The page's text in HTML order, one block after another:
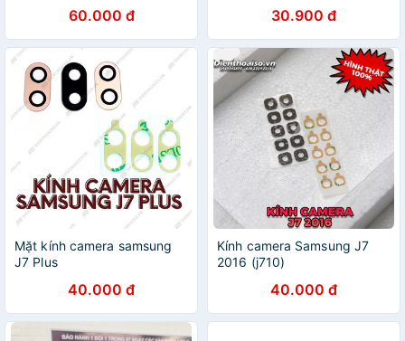
60.000 đ 30.900 đ
Mặt kính camera samsung
J7 Plus
40.000 đ
Kính camera Samsung J7
2016 (j710)
40.000 đ